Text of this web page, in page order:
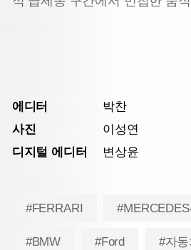
에디터
박찬
사진
이성연
디지털 에디터
변상윤
#FERRARI
#BMW #Ford #자